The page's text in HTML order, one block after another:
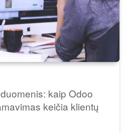
kaip Odoo
keičia klientų